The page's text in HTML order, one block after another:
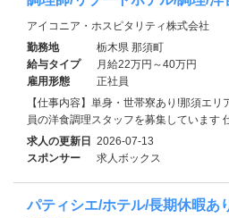
アイコニア・ホスピタリティ株式会社
勤務地
栃木県 那須町
給与タイプ
月給22万円～40万円
雇用形態
正社員
【仕事内容】単身・世帯寮あり!那須エ
員の洋食調理スタッフを募集しています
求人の更新日 2026-07-13
スポンサー
求人ボックス
パティシエ/ホテル/長期休暇あ